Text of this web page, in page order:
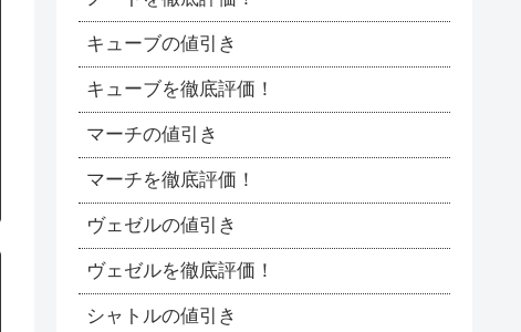
キューブの値引き
キューブを徹底評価！
マーチの値引き
マーチを徹底評価！
ヴェゼルの値引き
ヴェゼルを徹底評価！
シャトルの値引き